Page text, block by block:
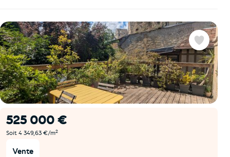
525 000 €
Soit 4 349,63 €/m2
Vente
Favoris